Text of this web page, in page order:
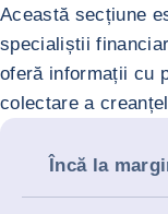
Această secțiune
specialiștii
oferă informații cu
colectare a
Încă la